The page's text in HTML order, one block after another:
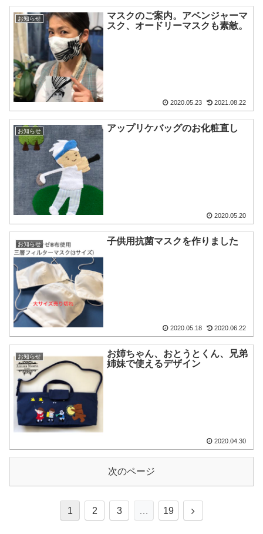
お知らせ
マスクのご案内。アベンジャーマ
スク、オードリーマスクも素敵。
2020.05.23 2021.08.22
お知らせ アップリケバッグのお化粧直し
2020.05.20
お知らせ 子供用抗菌マスクを作りました
2020.05.18 2020.06.22
お知らせ
お姉ちゃん、おとうとくん、兄弟
姉妹で使えるデザイン
2020.04.30
次のページ
1 2 3 … 19